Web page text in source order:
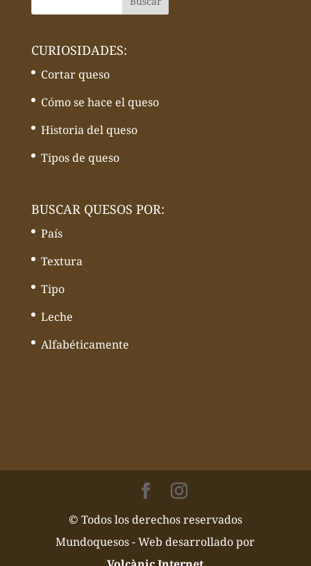
CURIOSIDADES:
Cortar queso
Cómo se hace el queso
Historia del queso
Tipos de queso
BUSCAR QUESOS POR:
País
Textura
Tipo
Leche
Alfabéticamente
© Todos los derechos reservados
Mundoquesos - Web desarrollado por